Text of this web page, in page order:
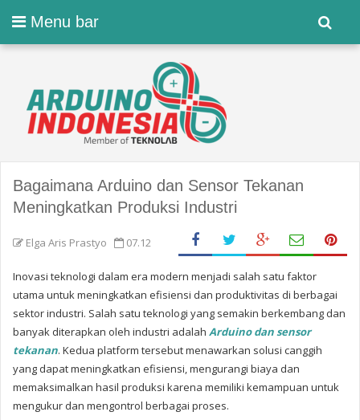
Menu bar
Bagaimana Arduino dan Sensor Tekanan
Meningkatkan Produksi Industri
Elga Aris Prastyo 07.12
Inovasi teknologi dalam era modern menjadi salah satu faktor
utama untuk meningkatkan efisiensi dan produktivitas di berbagai
sektor industri. Salah satu teknologi yang semakin berkembang dan
banyak diterapkan oleh industri adalah Arduino dan sensor
tekanan. Kedua platform tersebut menawarkan solusi canggih
yang dapat meningkatkan efisiensi, mengurangi biaya dan
memaksimalkan hasil produksi karena memiliki kemampuan untuk
mengukur dan mengontrol berbagai proses.